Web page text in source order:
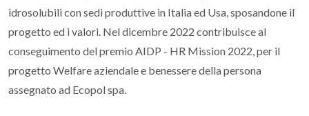
idrosolubili con sedi produttive in Italia ed Usa, sposandone il
progetto ed i valori. Nel dicembre 2022 contribuisce al
conseguimento del premio AIDP - HR Mission 2022, per il
progetto Welfare aziendale e benessere della persona
assegnato ad Ecopol spa.